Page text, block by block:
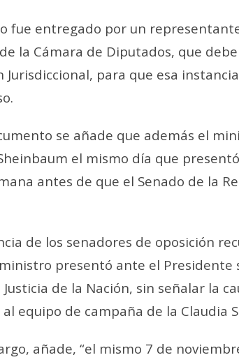
fue entregado por un
la Cámara de Diputados, que
Jurisdiccional, para que esa
se añade que además el
el mismo día que
antes de que el Senado de la
de los senadores de oposición
presentó ante el Presidente
de la Nación, sin señalar la
equipo de campaña de la Claudia
añade, “el mismo 7 de